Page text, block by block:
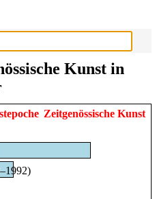
Kunst in
Zeitgenössische Kunst